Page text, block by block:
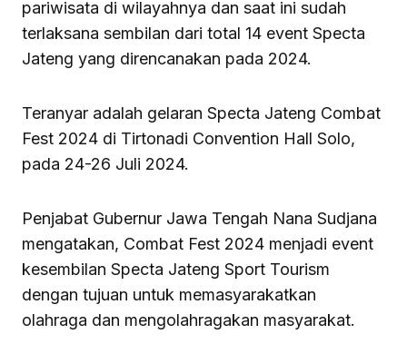
pariwisata di wilayahnya dan saat ini sudah
terlaksana sembilan dari total 14 event Specta
Jateng yang direncanakan pada 2024.
Teranyar adalah gelaran Specta Jateng Combat
Fest 2024 di Tirtonadi Convention Hall Solo,
pada 24-26 Juli 2024.
Penjabat Gubernur Jawa Tengah Nana Sudjana
mengatakan, Combat Fest 2024 menjadi event
kesembilan Specta Jateng Sport Tourism
dengan tujuan untuk memasyarakatkan
olahraga dan mengolahragakan masyarakat.